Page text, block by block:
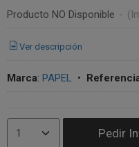
Producto NO Disponible -
Ver descripción
Marca: PAPEL •
Pedir